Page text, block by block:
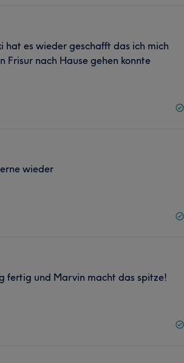
hat es wieder geschafft das ich mich
nach Hause gehen konnte
wieder
fertig und Marvin macht das spitze!